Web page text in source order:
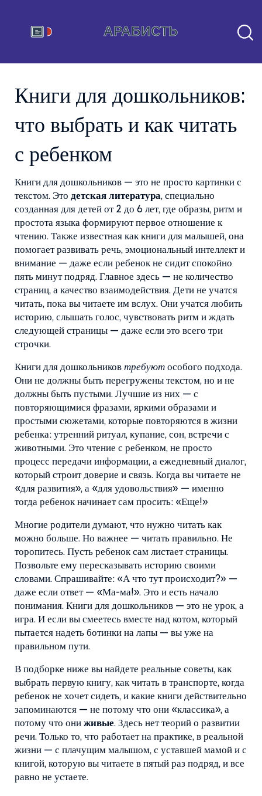
Книги для дошкольников:
что выбрать и как читать
с ребенком
Книги для дошкольников — это не просто картинки с
текстом. Это детская литература, специально
созданная для детей от 2 до 6 лет, где образы, ритм и
простота языка формируют первое отношение к
чтению. Также известная как книги для малышей, она
помогает развивать речь, эмоциональный интеллект и
внимание — даже если ребенок не сидит спокойно
пять минут подряд. Главное здесь — не количество
страниц, а качество взаимодействия. Дети не учатся
читать, пока вы читаете им вслух. Они учатся любить
историю, слышать голос, чувствовать ритм и ждать
следующей страницы — даже если это всего три
строчки.
Книги для дошкольников требуют особого подхода.
Они не должны быть перегружены текстом, но и не
должны быть пустыми. Лучшие из них — с
повторяющимися фразами, яркими образами и
простыми сюжетами, которые повторяются в жизни
ребенка: утренний ритуал, купание, сон, встречи с
животными. Это чтение с ребенком, не просто
процесс передачи информации, а ежедневный диалог,
который строит доверие и связь. Когда вы читаете не
«для развития», а «для удовольствия» — именно
тогда ребенок начинает сам просить: «Еще!»
Многие родители думают, что нужно читать как
можно больше. Но важнее — читать правильно. Не
торопитесь. Пусть ребенок сам листает страницы.
Позвольте ему пересказывать историю своими
словами. Спрашивайте: «А что тут происходит?» —
даже если ответ — «Ма-ма!». Это и есть начало
понимания. Книги для дошкольников — это не урок, а
игра. И если вы смеетесь вместе над котом, который
пытается надеть ботинки на лапы — вы уже на
правильном пути.
В подборке ниже вы найдете реальные советы, как
выбрать первую книгу, как читать в транспорте, когда
ребенок не хочет сидеть, и какие книги действительно
запоминаются — не потому что они «классика», а
потому что они живые. Здесь нет теорий о развитии
речи. Только то, что работает на практике, в реальной
жизни — с плачущим малышом, с уставшей мамой и с
книгой, которую вы читаете в пятый раз подряд, и все
равно не устаете.